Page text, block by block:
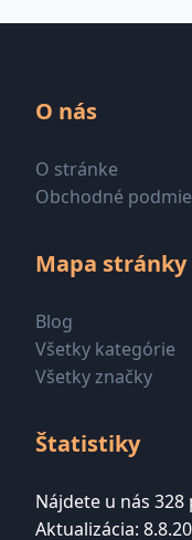
O nás
O stránke
Obchodné
Mapa stránky
Blog
Všetky kategórie
Všetky značky
Štatistiky
Nájdete u nás
Aktualizácia: